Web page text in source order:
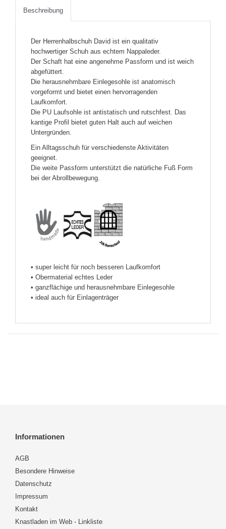
Beschreibung
Der Herrenhalbschuh David ist ein qualitativ
hochwertiger Schuh aus echtem Nappaleder.
Der Schaft hat eine angenehme Passform und ist weich
abgefüttert.
Die herausnehmbare Einlegesohle ist anatomisch
vorgeformt und bietet einen hervorragenden
Laufkomfort.
Die PU Laufsohle ist antistatisch und rutschfest. Das
kantige Profil bietet guten Halt auch auf weichen
Untergründen.
Ein Alltagsschuh für verschiedenste Aktivitäten
geeignet.
Die weite Passform unterstützt die natürliche Fuß Form
bei der Abrollbewegung.
• super leicht für noch besseren Laufkomfort
• Obermaterial echtes Leder
• ganzflächige und herausnehmbare Einlegesohle
• ideal auch für Einlagenträger
Informationen
AGB
Besondere Hinweise
Datenschutz
Impressum
Kontakt
Knastladen im Web - Linkliste